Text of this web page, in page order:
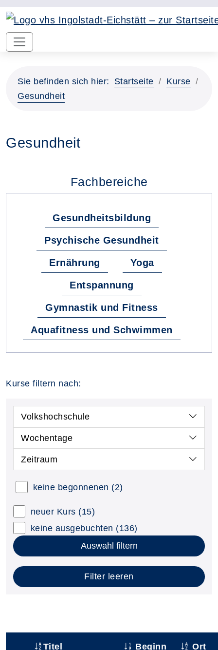
Sie befinden sich hier: Startseite
Kurse
Gesundheit
Gesundheit
Fachbereiche
Gesundheitsbildung
Psychische Gesundheit
Ernährung Yoga
Entspannung
Gymnastik und Fitness
Aquafitness und Schwimmen
Kurse filtern nach:
Volkshochschule
Wochentage
Zeitraum
keine begonnenen (2)
neuer Kurs (15)
keine ausgebuchten (136)
Auswahl filtern
Filter leeren
Titel Beginn Ort